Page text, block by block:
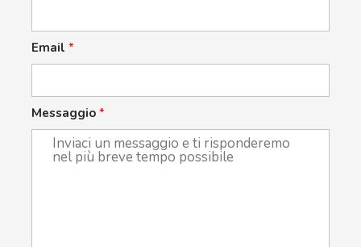
Email *
Messaggio *